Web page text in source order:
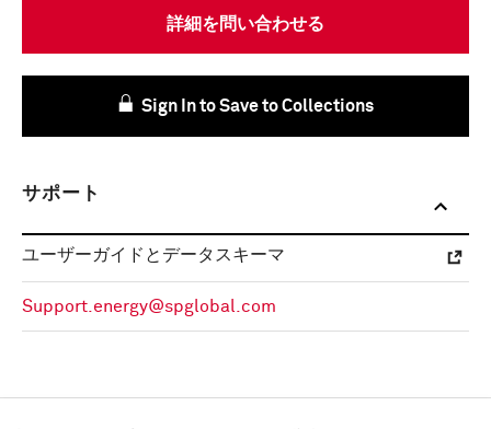
詳細を問い合わせる
Sign In to Save to Collections
サポート
ユーザーガイドとデータスキーマ
Support.energy@spglobal.com